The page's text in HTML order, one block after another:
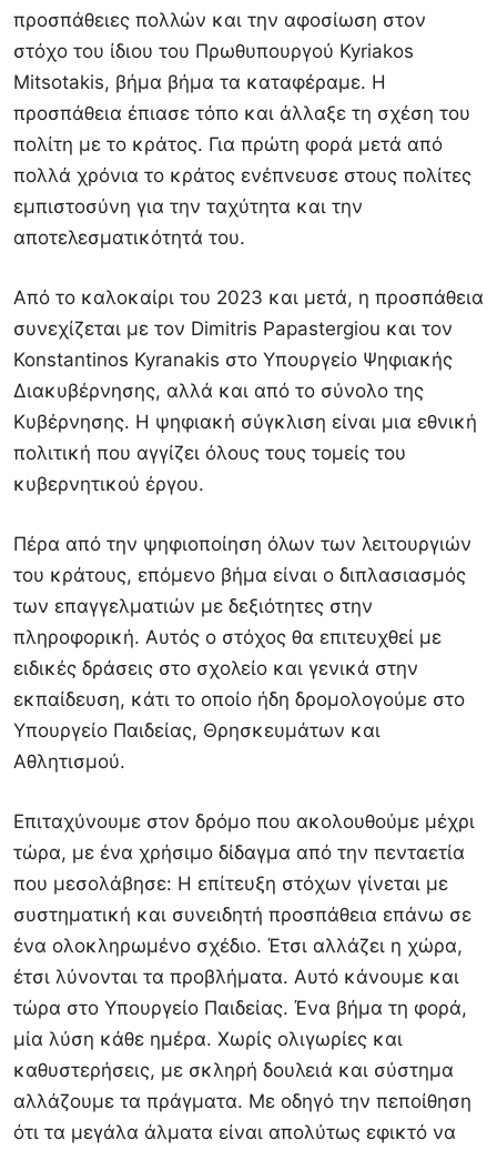
προσπάθειες πολλών και την αφοσίωση στον
στόχο του ίδιου του Πρωθυπουργού Kyriakos
Mitsotakis, βήμα βήμα τα καταφέραμε. Η
προσπάθεια έπιασε τόπο και άλλαξε τη σχέση του
πολίτη με το κράτος. Για πρώτη φορά μετά από
πολλά χρόνια το κράτος ενέπνευσε στους πολίτες
εμπιστοσύνη για την ταχύτητα και την
αποτελεσματικότητά του.
Από το καλοκαίρι του 2023 και μετά, η προσπάθεια
συνεχίζεται με τον Dimitris Papastergiou και τον
Konstantinos Kyranakis στο Υπουργείο Ψηφιακής
Διακυβέρνησης, αλλά και από το σύνολο της
Κυβέρνησης. Η ψηφιακή σύγκλιση είναι μια εθνική
πολιτική που αγγίζει όλους τους τομείς του
κυβερνητικού έργου.
Πέρα από την ψηφιοποίηση όλων των λειτουργιών
του κράτους, επόμενο βήμα είναι ο διπλασιασμός
των επαγγελματιών με δεξιότητες στην
πληροφορική. Αυτός ο στόχος θα επιτευχθεί με
ειδικές δράσεις στο σχολείο και γενικά στην
εκπαίδευση, κάτι το οποίο ήδη δρομολογούμε στο
Υπουργείο Παιδείας, Θρησκευμάτων και
Αθλητισμού.
Επιταχύνουμε στον δρόμο που ακολουθούμε μέχρι
τώρα, με ένα χρήσιμο δίδαγμα από την πενταετία
που μεσολάβησε: Η επίτευξη στόχων γίνεται με
συστηματική και συνειδητή προσπάθεια επάνω σε
ένα ολοκληρωμένο σχέδιο. Έτσι αλλάζει η χώρα,
έτσι λύνονται τα προβλήματα. Αυτό κάνουμε και
τώρα στο Υπουργείο Παιδείας. Ένα βήμα τη φορά,
μία λύση κάθε ημέρα. Χωρίς ολιγωρίες και
καθυστερήσεις, με σκληρή δουλειά και σύστημα
αλλάζουμε τα πράγματα. Με οδηγό την πεποίθηση
ότι τα μεγάλα άλματα είναι απολύτως εφικτό να